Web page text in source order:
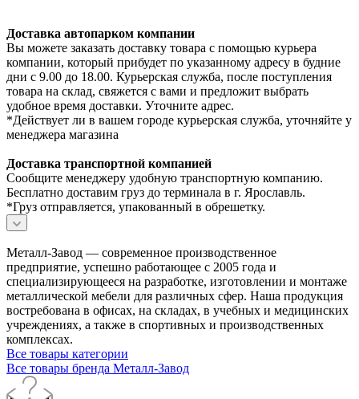
Доставка автопарком компании
Вы можете заказать доставку товара с помощью курьера
компании, который прибудет по указанному адресу в будние
дни с 9.00 до 18.00. Курьерская служба, после поступления
товара на склад, свяжется с вами и предложит выбрать
удобное время доставки. Уточните адрес.
*Действует ли в вашем городе курьерская служба, уточняйте у
менеджера магазина
Доставка транспортной компанией
Сообщите менеджеру удобную транспортную компанию.
Бесплатно доставим груз до терминала в г. Ярославль.
*Груз отправляется, упакованный в обрешетку.
Металл-Завод — современное производственное
предприятие, успешно работающее с 2005 года и
специализирующееся на разработке, изготовлении и монтаже
металлической мебели для различных сфер. Наша продукция
востребована в офисах, на складах, в учебных и медицинских
учреждениях, а также в спортивных и производственных
комплексах.
Все товары категории
Все товары бренда Металл-Завод